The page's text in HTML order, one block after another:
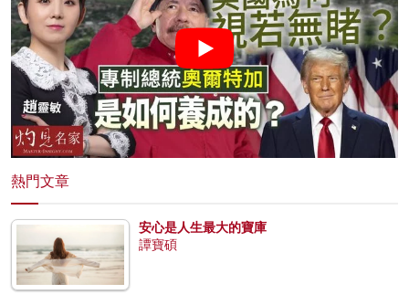
熱門文章
安心是人生最大的寶庫
譚寶碩